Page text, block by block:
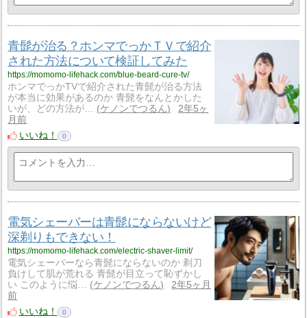
青髭が治る？ホンマでっかＴＶで紹介
された方法について検証してみた
https://momomo-lifehack.com/blue-beard-cure-tv/
ホンマでっかTVで紹介された青髭が治る方法
が本当に効果があるのか 青髭をなんとかした
いが、どの方法が…
ケノンでつるん
2年5ヶ
月前
いいね！
0
電気シェーバーは青髭にならないけど
深剃りもできない！
https://momomo-lifehack.com/electric-shaver-limit/
電気シェーバーなら青髭にならないのか 剃刀
負けして肌が荒れる 青髭が目立って恥ずかし
い このように悩…
ケノンでつるん
2年5ヶ月
前
いいね！
0